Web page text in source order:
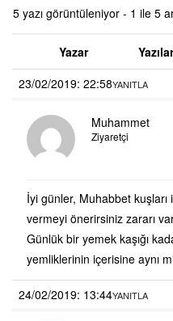
5 yazı görüntüleniyor - 1 ile 5
Yazar
Yazılar
23/02/2019: 22:58YANITLA
Muhammet
Ziyaretçi
İyi günler, Muhabbet kuşları
vermeyi önerirsiniz zararı var
Günlük bir yemek kaşığı
yemliklerinin içerisine aynı
24/02/2019: 13:44YANITLA